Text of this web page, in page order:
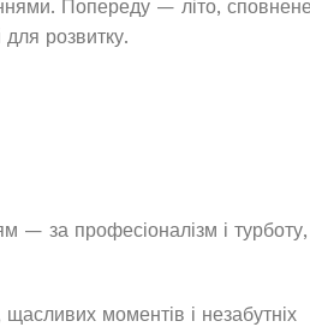
Попереду — літо, сповнене
розвитку.
— за професіоналізм і
моментів і незабутніх